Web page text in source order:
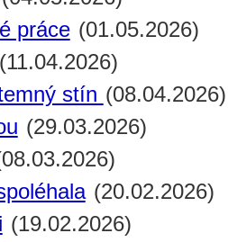
práce (01.05.2026)
(11.04.2026)
stín (08.04.2026)
(29.03.2026)
(20.02.2026)
(19.02.2026)